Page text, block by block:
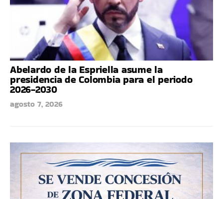
Abelardo de la Espriella asume la
presidencia de Colombia para el periodo
2026-2030
agosto 7, 2026